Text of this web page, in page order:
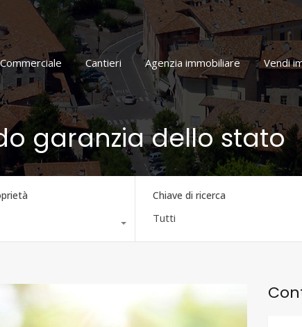
Residenziale Commerciale Cantieri
Commerciale Cantieri Agenzia immobiliare Vendi
garanzia dello stato
Chiave di ricerca